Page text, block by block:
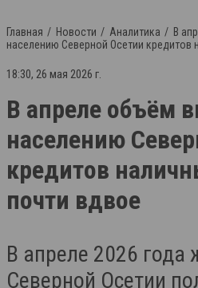
Главная Новости Аналитика
В
населению Северной Осетии
18:30, 26 мая 2026 г.
В апреле объём
населению
кредитов
почти вдвое
В апреле 2026 года
Северной Осетии